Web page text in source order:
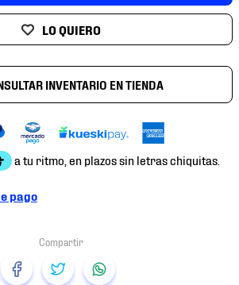
INVENTARIO EN TIENDA
pago